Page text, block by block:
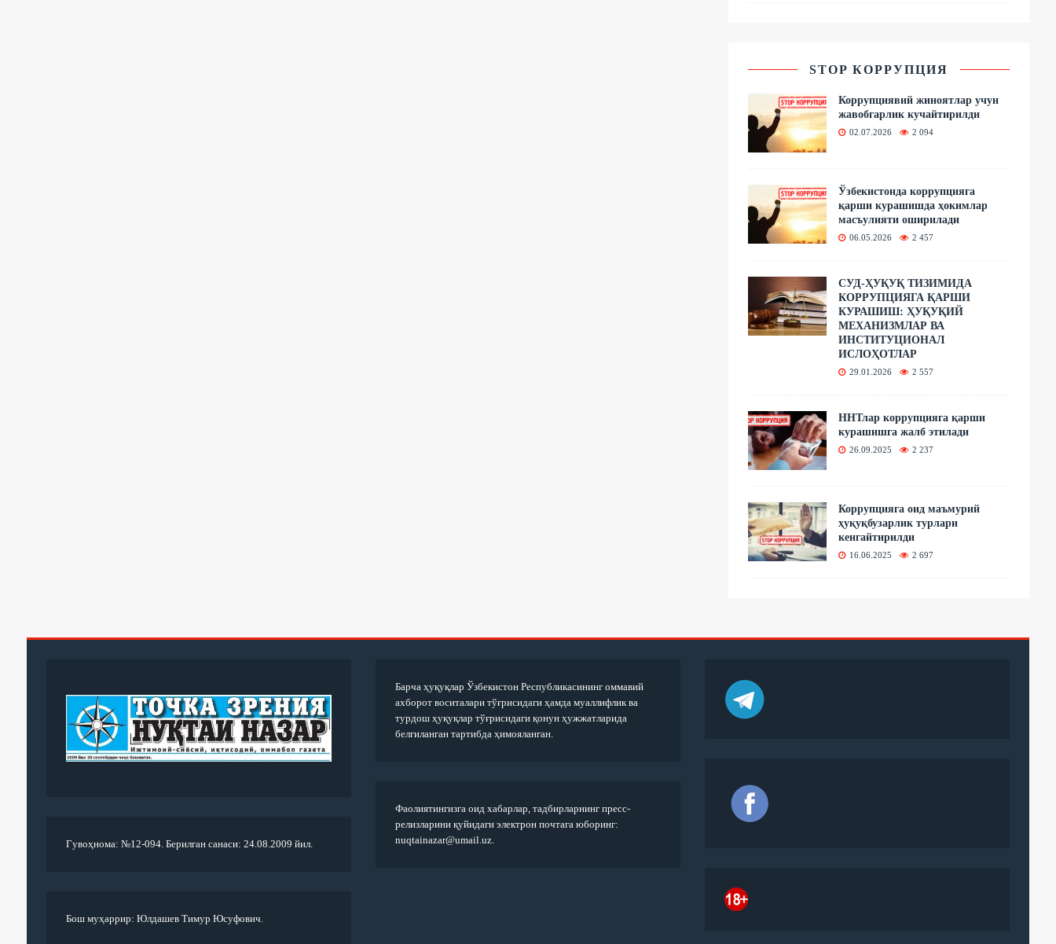
STOP КОРРУПЦИЯ
Коррупциявий жиноятлар учун
жавобгарлик кучайтирилди
02.07.2026 2 094
Ўзбекистонда коррупцияга
қарши курашишда ҳокимлар
масъулияти оширилади
06.05.2026 2 457
СУД-ҲУҚУҚ ТИЗИМИДА
КОРРУПЦИЯГА ҚАРШИ
КУРАШИШ: ҲУҚУҚИЙ
МЕХАНИЗМЛАР ВА
ИНСТИТУЦИОНАЛ
ИСЛОҲОТЛАР
29.01.2026 2 557
ННТлар коррупцияга қарши
курашишга жалб этилади
26.09.2025 2 237
Коррупцияга оид маъмурий
ҳуқуқбузарлик турлари
кенгайтирилди
16.06.2025 2 697
Гувоҳнома: №12-094. Берилган санаси: 24.08.2009 йил.
Бош муҳаррир: Юлдашев Тимур Юсуфович.
Барча ҳуқуқлар Ўзбекистон Республикасининг оммавий
ахборот воситалари тўғрисидаги ҳамда муаллифлик ва
турдош ҳуқуқлар тўғрисидаги қонун ҳужжатларида
белгиланган тартибда ҳимояланган.
Фаолиятингизга оид хабарлар, тадбирларнинг пресс-
релизларини қуйидаги электрон почтага юборинг:
nuqtainazar@umail.uz.